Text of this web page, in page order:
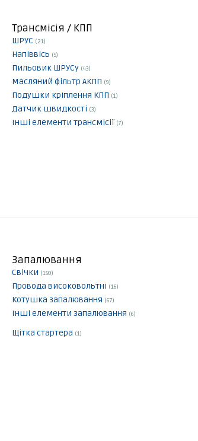
Трансмісія / КПП
ШРУС (21)
Напіввісь (5)
Пильовик ШРУСу (43)
Масляний фільтр АКПП (9)
Подушки кріплення КПП (1)
Датчик швидкості (3)
Інші елементи трансмісії (7)
Запалювання
Свічки (150)
Провода високовольтні (16)
Котушка запалювання (67)
Інші елементи запалювання (6)
Щітка стартера (1)